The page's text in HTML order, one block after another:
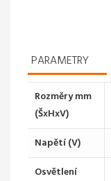
PARAMETRY
Rozměry mm
(ŠxHxV)
Napětí (V)
Osvětlení